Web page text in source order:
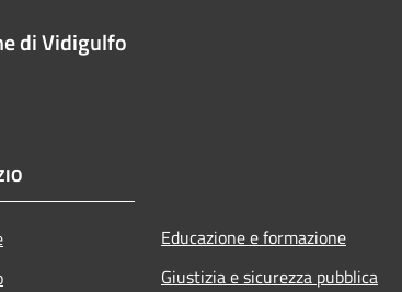
di Vidigulfo
Educazione e formazione
Giustizia e sicurezza pubblica